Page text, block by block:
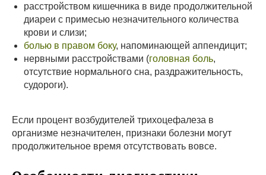
расстройством кишечника в виде продолжительной
диареи с примесью незначительного количества
крови и слизи;
болью в правом боку, напоминающей аппендицит;
нервными расстройствами (головная боль,
отсутствие нормального сна, раздражительность,
судороги).
Если процент возбудителей трихоцефалеза в
организме незначителен, признаки болезни могут
продолжительное время отсутствовать вовсе.